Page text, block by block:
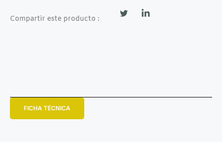
Compartir este producto :
FICHA TÉCNICA